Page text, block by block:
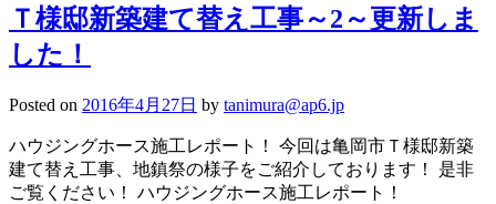
Ｔ様邸新築建て替え工事～2～更新しま
した！
Posted on 2016年4月27日 by tanimura@ap6.jp
ハウジングホース施工レポート！ 今回は亀岡市Ｔ様邸新築
建て替え工事、地鎮祭の様子をご紹介しております！ 是非
ご覧ください！ ハウジングホース施工レポート！